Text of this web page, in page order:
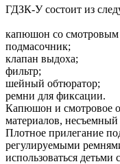
ГДЗК-У состоит из
капюшон со
подмасочник;
клапан выдоха;
фильтр;
шейный обтюратор;
ремни для фиксации.
Капюшон и смотровое
материалов,
Плотное прилегание
регулируемыми
использоваться